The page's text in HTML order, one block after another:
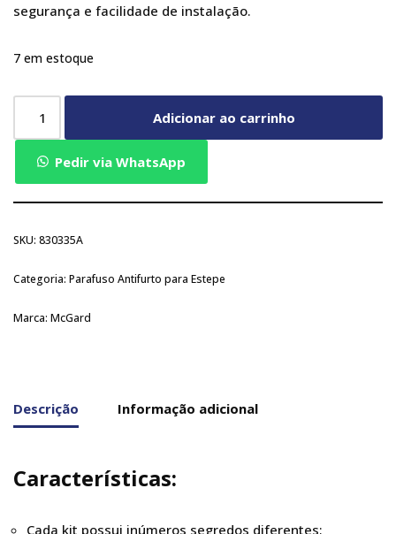
segurança e facilidade de instalação.
7 em estoque
Adicionar ao carrinho
Pedir via WhatsApp
SKU: 830335A
Categoria: Parafuso Antifurto para Estepe
Marca: McGard
Descrição Informação adicional
Características:
Cada kit possui inúmeros segredos diferentes;